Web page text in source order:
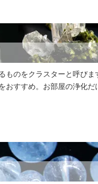
のをクラスターと呼び
すすめ。お部屋の浄化